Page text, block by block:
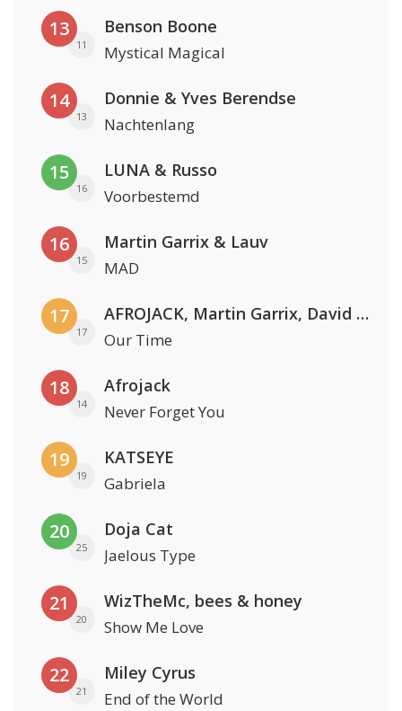
13
11
Benson Boone
Mystical Magical
14
13
Donnie & Yves Berendse
Nachtenlang
15
16
LUNA & Russo
Voorbestemd
16
15
Martin Garrix & Lauv
MAD
17
17
AFROJACK, Martin Garrix, David Guetta & Amél
Our Time
18
14
Afrojack
Never Forget You
19
19
KATSEYE
Gabriela
20
25
Doja Cat
Jaelous Type
21
20
WizTheMc, bees & honey
Show Me Love
22
21
Miley Cyrus
End of the World